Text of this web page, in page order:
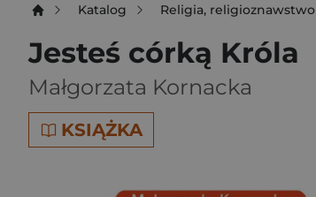
Katalog Religia, religioznawstwo
Jesteś córką Króla
Małgorzata Kornacka
KSIĄŻKA